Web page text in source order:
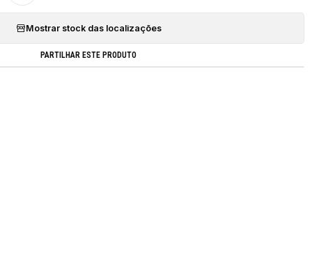
Mostrar stock das localizações
PARTILHAR ESTE PRODUTO